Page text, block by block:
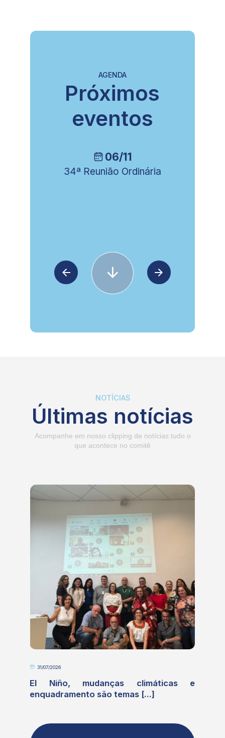
AGENDA
Próximos
eventos
16/10
8ª Reunião da Câmara
NOTÍCIAS
Últimas notícias
Acompanhe em nosso clipping de notícias tudo o
que acontece no comitê
31/07/2026
El Niño, mudanças climáticas e
enquadramento são temas [...]